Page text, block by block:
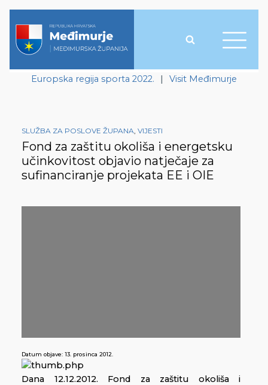
Europska regija sporta 2022. | Visit Međimurje
SLUŽBA ZA POSLOVE ŽUPANA, VIJESTI
Fond za zaštitu okoliša i energetsku
učinkovitost objavio natječaje za
sufinanciranje projekata EE i OIE
Datum objave: 13. prosinca 2012.
Dana 12.12.2012. Fond za zaštitu okoliša i